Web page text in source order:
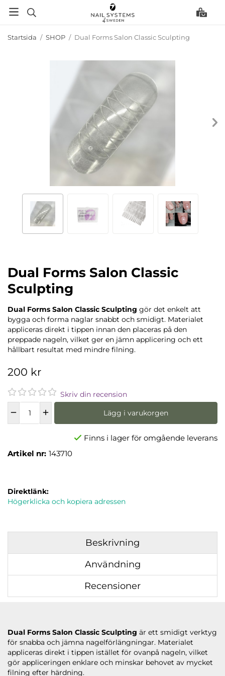
Startsida / SHOP / Dual Forms Salon Classic Sculpting
Dual Forms Salon Classic
Sculpting
Dual Forms Salon Classic Sculpting gör det enkelt att
bygga och forma naglar snabbt och smidigt. Materialet
appliceras direkt i tippen innan den placeras på den
preppade nageln, vilket ger en jämn applicering och ett
hållbart resultat med mindre filning.
200 kr
Skriv din recension
Lägg i varukorgen
Finns i lager för omgående leverans
Artikel nr: 143710
Direktlänk:
Högerklicka och kopiera adressen
Beskrivning
Användning
Recensioner
Dual Forms Salon Classic Sculpting är ett smidigt verktyg
för snabba och jämna nagelförlängningar. Materialet
appliceras direkt i tippen istället för ovanpå nageln, vilket
gör appliceringen enklare och minskar behovet av mycket
filning efter härdning.